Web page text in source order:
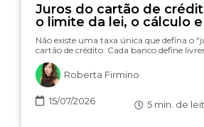
Juros do cartão de
o limite da lei, o cálculo
(com simulador)
Não existe uma taxa única que defina o
cartão de crédito. Cada banco define
Roberta Firmino
15/07/2026 5 min. de